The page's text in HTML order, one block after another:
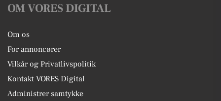
OM VORES DIGITAL
Om os
For annoncører
Vilkår og Privatlivspolitik
Kontakt VORES Digital
Administrer samtykke